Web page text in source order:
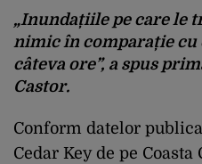
„Inundațiile pe care le
nimic în comparație cu
câteva ore”, a spus
Castor.
Conform datelor
Cedar Key de pe